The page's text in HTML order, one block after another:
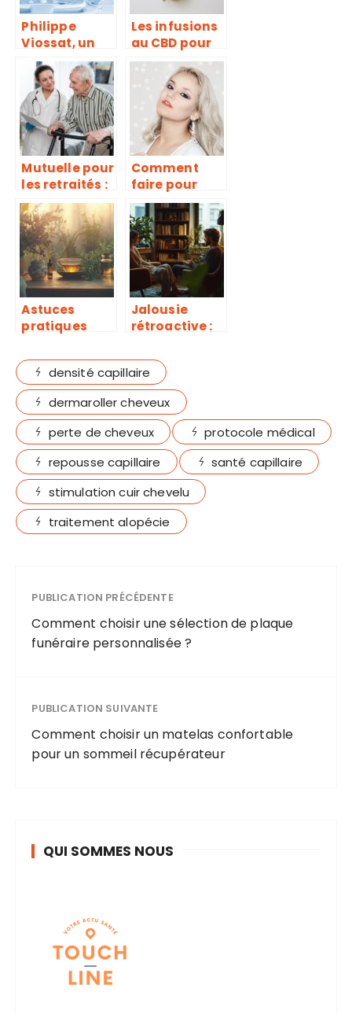
Philippe
Viossat, un
spécialiste
reconnu dans
le milieu
médical
Les infusions
au CBD pour
un sommeil
de meilleure
qualite
Mutuelle pour
les retraités :
quelle
importance
et comment
dénicher le
meilleur
contrat ?
Comment
faire pour
avoir une
belle peau en
bonne santé ?
Astuces
pratiques
les
symptômes
courants et
savoir
comment
soigner
efficacement
Jalousie
rétroactive :
traitement,
comprendre
ce trouble
émotionnel
densité capillaire
dermaroller cheveux
perte de cheveux
protocole médical
repousse capillaire
santé capillaire
stimulation cuir chevelu
traitement alopécie
PUBLICATION PRÉCÉDENTE
Comment choisir une sélection de plaque
funéraire personnalisée ?
PUBLICATION SUIVANTE
Comment choisir un matelas confortable
pour un sommeil récupérateur
QUI SOMMES NOUS